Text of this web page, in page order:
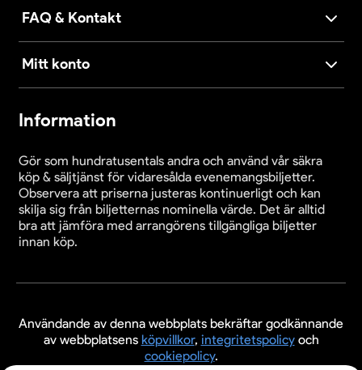
FAQ & Kontakt
Mitt konto
Information
Gör som hundratusentals andra och använd vår säkra
köp & säljtjänst för vidaresålda evenemangsbiljetter.
Observera att priserna justeras kontinuerligt och kan
skilja sig från biljetternas nominella värde. Det är alltid
bra att jämföra med arrangörens tillgängliga biljetter
innan köp.
Användande av denna webbplats bekräftar godkännande
av webbplatsens köpvillkor, integritetspolicyoch
cookiepolicy.